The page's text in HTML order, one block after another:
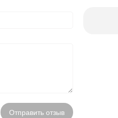
Отправить отзыв